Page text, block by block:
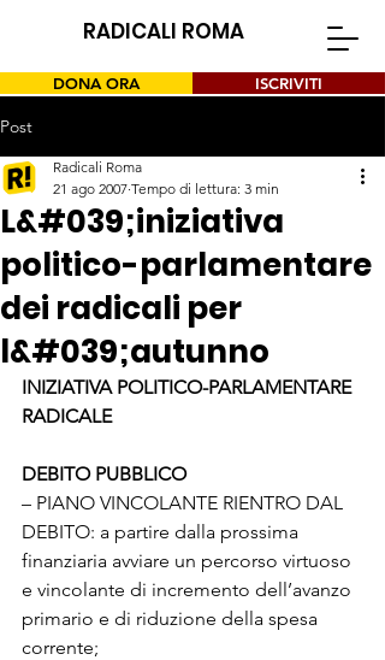
RADICALI ROMA
DONA ORA ISCRIVITI
Post
L&#039;iniziativa
politico-parlamentare
dei radicali per
l&#039;autunno
Radicali Roma
21 ago 2007 Tempo di lettura: 3 min
INIZIATIVA POLITICO-PARLAMENTARE
RADICALE
DEBITO PUBBLICO
– PIANO VINCOLANTE RIENTRO DAL
DEBITO: a partire dalla prossima
finanziaria avviare un percorso virtuoso
e vincolante di incremento dell’avanzo
primario e di riduzione della spesa
corrente;